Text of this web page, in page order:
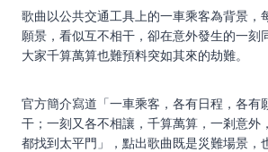
歌曲以公共交通工具上的一車乘客為背景，
願景，看似互不相干，卻在意外發生的一刻
大家千算萬算也難預料突如其來的劫難。
官方簡介寫道「一車乘客，各有日程，各有
干；一刻又各不相讓，千算萬算，一剎意外
都找到太平門」，點出歌曲既是災難場景，